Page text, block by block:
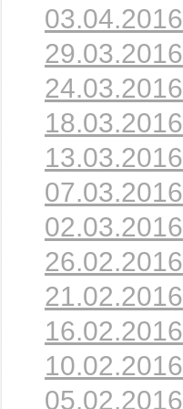
03.04.2016
29.03.2016
24.03.2016
18.03.2016
13.03.2016
07.03.2016
02.03.2016
26.02.2016
21.02.2016
16.02.2016
10.02.2016
05.02.2016